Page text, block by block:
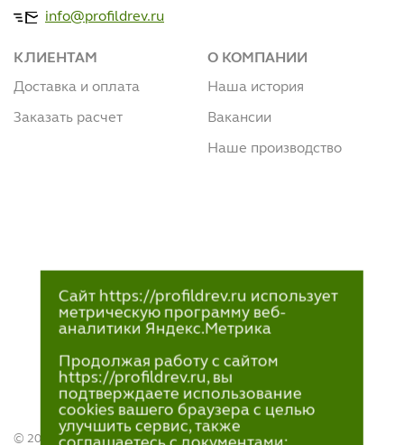
info@profildrev.ru
КЛИЕНТАМ
Доставка и оплата
Заказать расчет
О КОМПАНИИ
Наша история
Вакансии
Наше производство
© 2021—2023
Сайт https://profildrev.ru использует
метрическую программу веб-
аналитики Яндекс.Метрика
Продолжая работу с сайтом
https://profildrev.ru, вы
подтверждаете использование
cookies вашего браузера с целью
улучшить сервис, также